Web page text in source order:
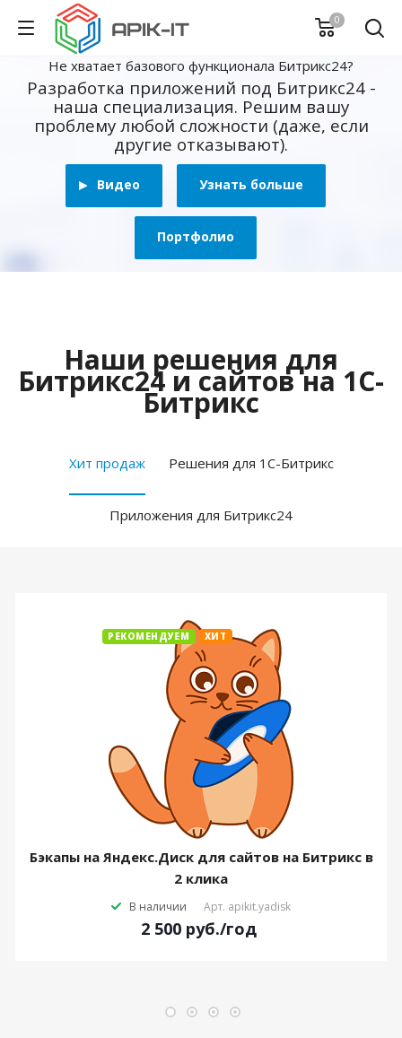
0
Не хватает базового функционала Битрикс24?
Разработка приложений под Битрикс24 -
наша специализация. Решим вашу
проблему любой сложности (даже, если
другие отказывают).
Видео Узнать больше
Портфолио
Наши решения для
Битрикс24 и сайтов на 1С-
Битрикс
Хит продаж Решения для 1С-Битрикс
Приложения для Битрикс24
РЕКОМЕНДУЕМ ХИТ
Бэкапы на Яндекс.Диск для сайтов на Битрикс в
2 клика
В наличии Арт. apikit.yadisk
2 500 руб./год